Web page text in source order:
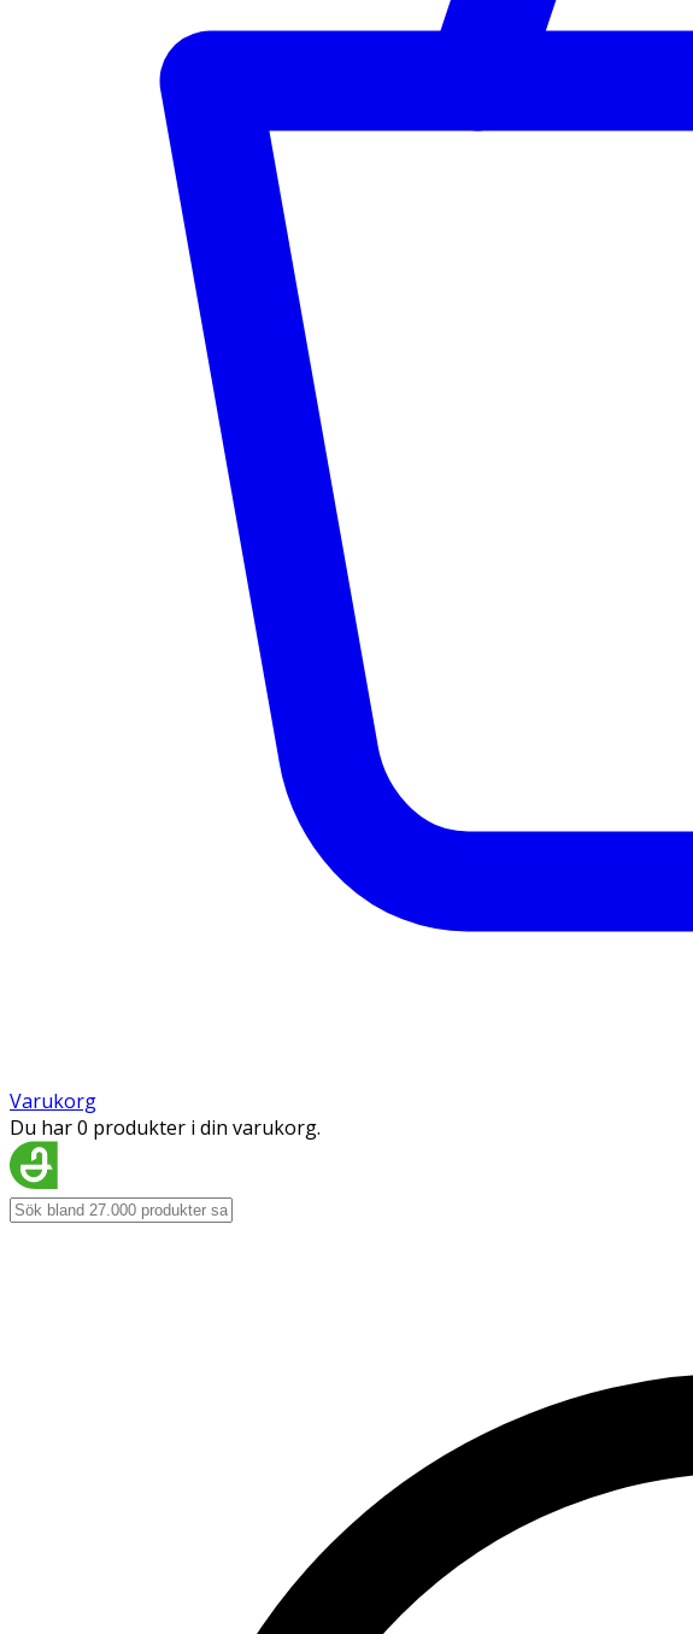
Varukorg
Du har 0 produkter i din varukorg.